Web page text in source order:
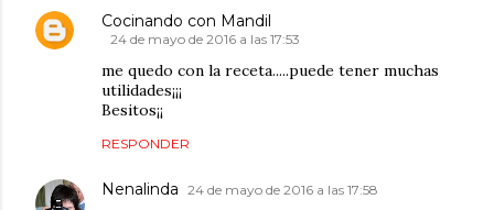
Cocinando con Mandil
24 de mayo de 2016 a las 17:53
me quedo con la receta.....puede tener muchas
utilidades¡¡¡
Besitos¡¡
RESPONDER
Nenalinda 24 de mayo de 2016 a las 17:58